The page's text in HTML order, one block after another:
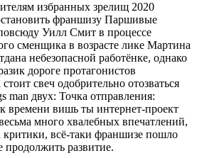
избранных зрелищ 2020
франшизу Паршивые
Уилл Смит в процессе
сменщика в возрасте лике Мартина
небезопасной работёнке, однако
дороге протагонистов
свеч одобрительно отозваться
man двух: Точка отправления:
времени вишь ты интернет-проект
много хвалебных впечатлений,
критики, всё-таки франшизе пошло
продолжить развитие.